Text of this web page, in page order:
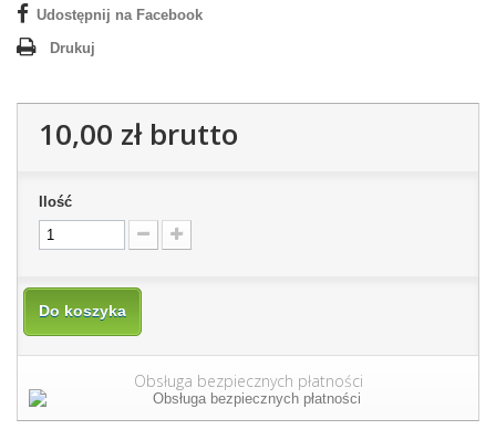
Udostępnij na Facebook
Drukuj
10,00 złbrutto
Ilość
Do koszyka
Obsługa bezpiecznych płatności